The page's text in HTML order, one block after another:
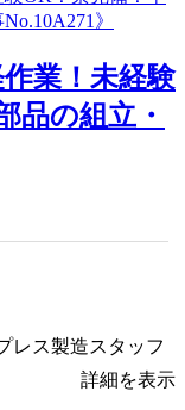
作業！未経験
品の組立・
レス製造スタッフ
詳細を表示